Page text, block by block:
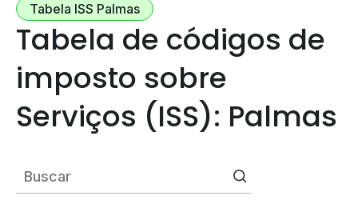
Tabela ISS Palmas
Tabela de códigos de
imposto sobre
Serviços (ISS): Palmas